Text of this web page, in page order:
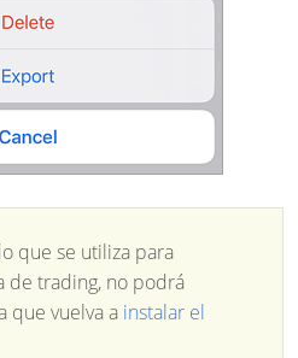
que se utiliza para
de trading, no podrá
que vuelva a instalar el